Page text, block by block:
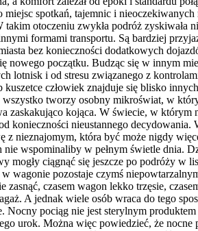
miejsc spotkań, tajemnic i
otoczeniu zwykła podróż
formami transportu. Są bardziej
bez konieczności dodatkowych
nowego początku. Budząc się w innym
lotnisk i od stresu związanego z
człowiek znajduje się blisko
tworzy osobny mikroświat, w
zaskakująco kojąca. W świecie, w
konieczności nieustannego
z nieznajomym, która być może nigdy
wspominaliby w pełnym świetle dnia.
mogły ciągnąć się jeszcze po podróży w
wagonie pozostaje czymś
zasnąć, czasem wagon lekko trzęsie,
A jednak wiele osób wraca do tego
Nocny pociąg nie jest sterylnym
urok. Można więc powiedzieć, że